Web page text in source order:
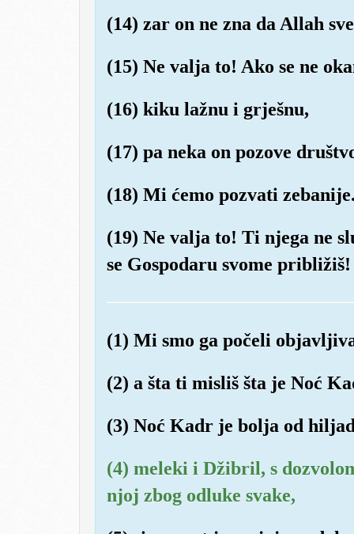
(14) zar on ne zna da Allah
(15) Ne valja to! Ako se ne
(16) kiku lažnu i grješnu,
(17) pa neka on pozove
(18) Mi ćemo pozvati
(19) Ne valja to! Ti njega ne
se Gospodaru svome približiš!
(1) Mi smo ga počeli
(2) a šta ti misliš šta je Noć
(3) Noć Kadr je bolja od
(4) meleki i Džibril, s
njoj zbog odluke svake,